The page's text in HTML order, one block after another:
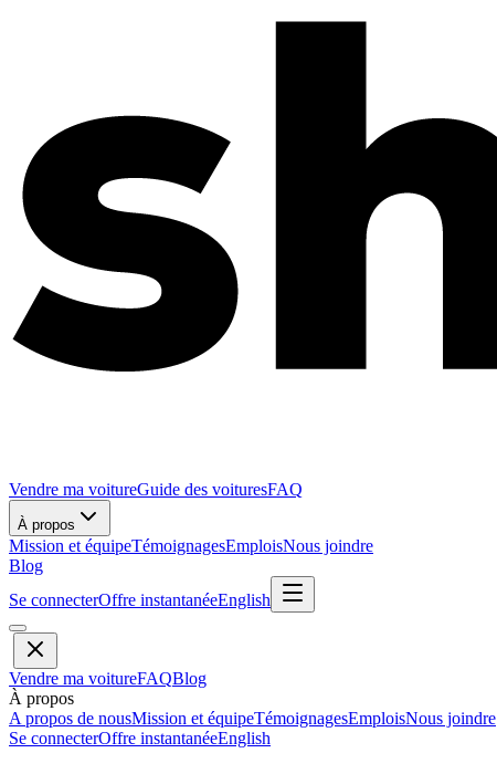
Vendre ma voitureGuide des voituresFAQ
À propos
Mission et équipeTémoignagesEmploisNous joindre
Blog
Se connecterOffre instantanéeEnglish
Vendre ma voitureFAQBlog
À propos
A propos de nousMission et équipeTémoignagesEmploisNous joindre
Se connecterOffre instantanéeEnglish